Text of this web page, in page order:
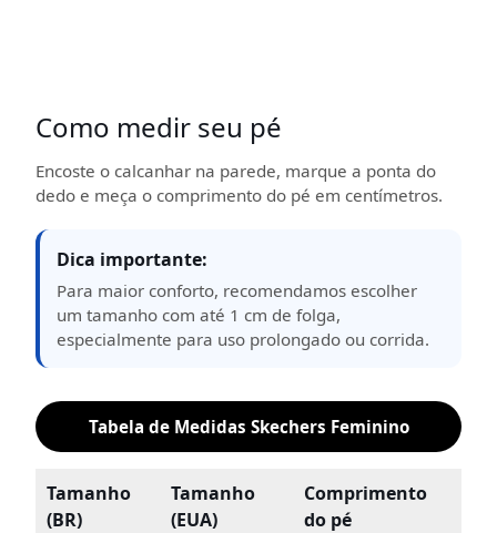
Como medir seu pé
Encoste o calcanhar na parede, marque a ponta do
dedo e meça o comprimento do pé em centímetros.
Dica importante:
Para maior conforto, recomendamos escolher
um tamanho com até 1 cm de folga,
especialmente para uso prolongado ou corrida.
Tabela de Medidas Skechers Feminino
Tamanho
(BR)
Tamanho
(EUA)
Comprimento
do pé